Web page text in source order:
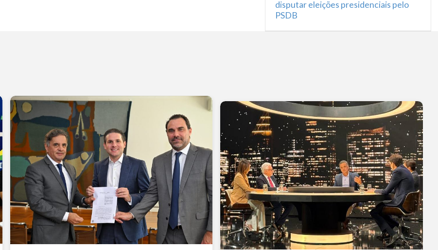
disputar eleições presidenciais pelo
PSDB